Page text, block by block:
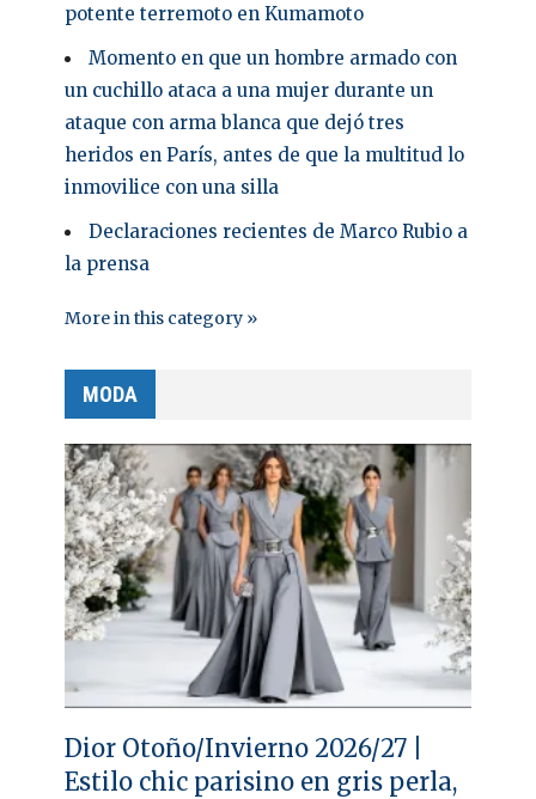
potente terremoto en Kumamoto
Momento en que un hombre armado con
un cuchillo ataca a una mujer durante un
ataque con arma blanca que dejó tres
heridos en París, antes de que la multitud lo
inmovilice con una silla
Declaraciones recientes de Marco Rubio a
la prensa
More in this category »
MODA
Dior Otoño/Invierno 2026/27 |
Estilo chic parisino en gris perla,